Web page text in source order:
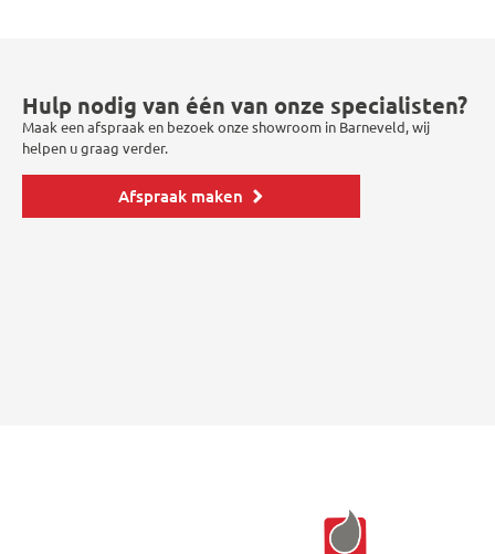
Hulp nodig van één van onze specialisten?
Maak een afspraak en bezoek onze showroom in Barneveld, wij
helpen u graag verder.
Afspraak maken